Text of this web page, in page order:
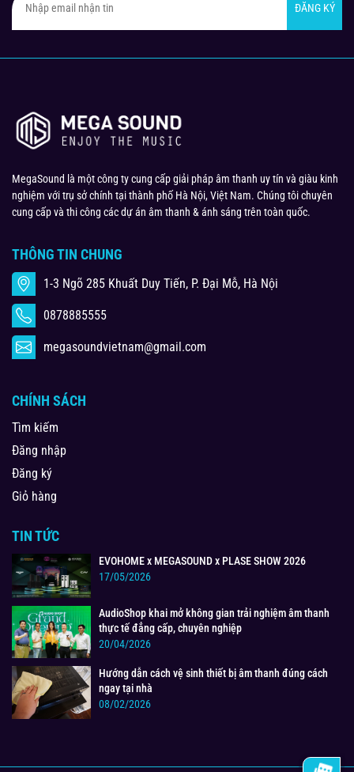
ĐĂNG KÝ
MegaSound là một công ty cung cấp giải pháp âm thanh uy tín và giàu kinh
nghiệm với trụ sở chính tại thành phố Hà Nội, Việt Nam. Chúng tôi chuyên
cung cấp và thi công các dự án âm thanh & ánh sáng trên toàn quốc.
THÔNG TIN CHUNG
1-3 Ngõ 285 Khuất Duy Tiến, P. Đại Mỗ, Hà Nội
0878885555
megasoundvietnam@gmail.com
CHÍNH SÁCH
Tìm kiếm
Đăng nhập
Đăng ký
Giỏ hàng
TIN TỨC
EVOHOME x MEGASOUND x PLASE SHOW 2026
17/05/2026
AudioShop khai mở không gian trải nghiệm âm thanh
thực tế đẳng cấp, chuyên nghiệp
20/04/2026
Hướng dẫn cách vệ sinh thiết bị âm thanh đúng cách
ngay tại nhà
08/02/2026